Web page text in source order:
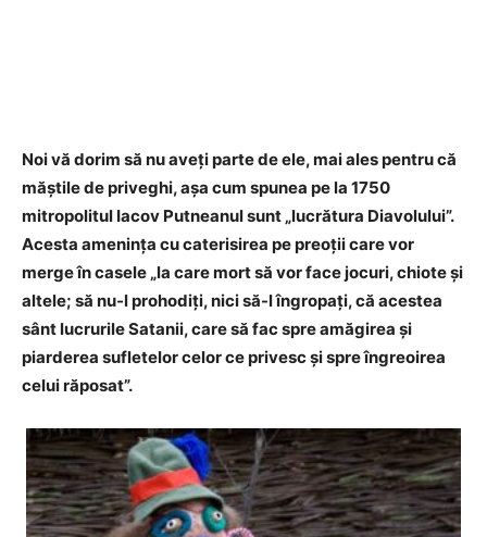
Noi vă dorim să nu aveți parte de ele, mai ales pentru că
măștile de priveghi, așa cum spunea pe la 1750
mitropolitul Iacov Putneanul sunt „lucrătura Diavolului”.
Acesta amenința cu caterisirea pe preoții care vor
merge în casele „la care mort să vor face jocuri, chiote și
altele; să nu-l prohodiți, nici să-l îngropați, că acestea
sânt lucrurile Satanii, care să fac spre amăgirea și
piarderea sufletelor celor ce privesc și spre îngreoirea
celui răposat”.